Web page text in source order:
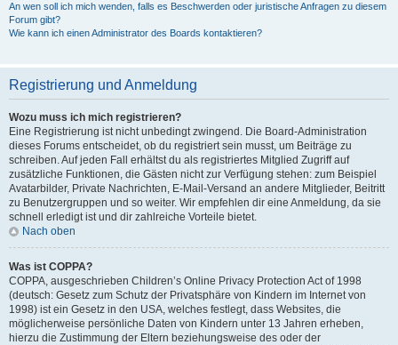
An wen soll ich mich wenden, falls es Beschwerden oder juristische Anfragen zu diesem
Forum gibt?
Wie kann ich einen Administrator des Boards kontaktieren?
Registrierung und Anmeldung
Wozu muss ich mich registrieren?
Eine Registrierung ist nicht unbedingt zwingend. Die Board-Administration
dieses Forums entscheidet, ob du registriert sein musst, um Beiträge zu
schreiben. Auf jeden Fall erhältst du als registriertes Mitglied Zugriff auf
zusätzliche Funktionen, die Gästen nicht zur Verfügung stehen: zum Beispiel
Avatarbilder, Private Nachrichten, E-Mail-Versand an andere Mitglieder, Beitritt
zu Benutzergruppen und so weiter. Wir empfehlen dir eine Anmeldung, da sie
schnell erledigt ist und dir zahlreiche Vorteile bietet.
Nach oben
Was ist COPPA?
COPPA, ausgeschrieben Children’s Online Privacy Protection Act of 1998
(deutsch: Gesetz zum Schutz der Privatsphäre von Kindern im Internet von
1998) ist ein Gesetz in den USA, welches festlegt, dass Websites, die
möglicherweise persönliche Daten von Kindern unter 13 Jahren erheben,
hierzu die Zustimmung der Eltern beziehungsweise des oder der